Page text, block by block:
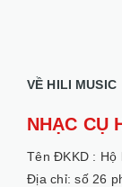
VỀ HILI MUSIC
NHẠC CỤ
Tên ĐKKD : Hộ
Địa chỉ: số 26